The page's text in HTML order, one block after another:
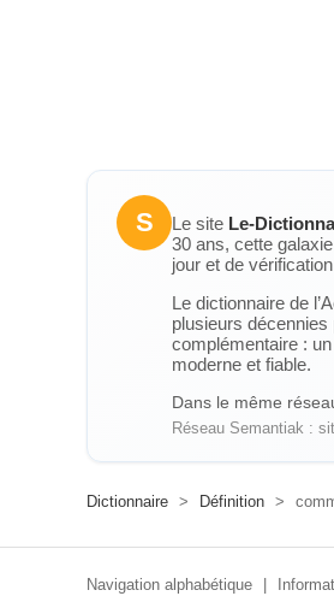
S Le site Le-
30 ans, cette
jour et de
Le dictionnaire de
plusieurs décennies
complémentaire :
moderne et fiable.
Dans le même
Réseau Semantiak :
Dictionnaire > Définition >
Navigation alphabétique